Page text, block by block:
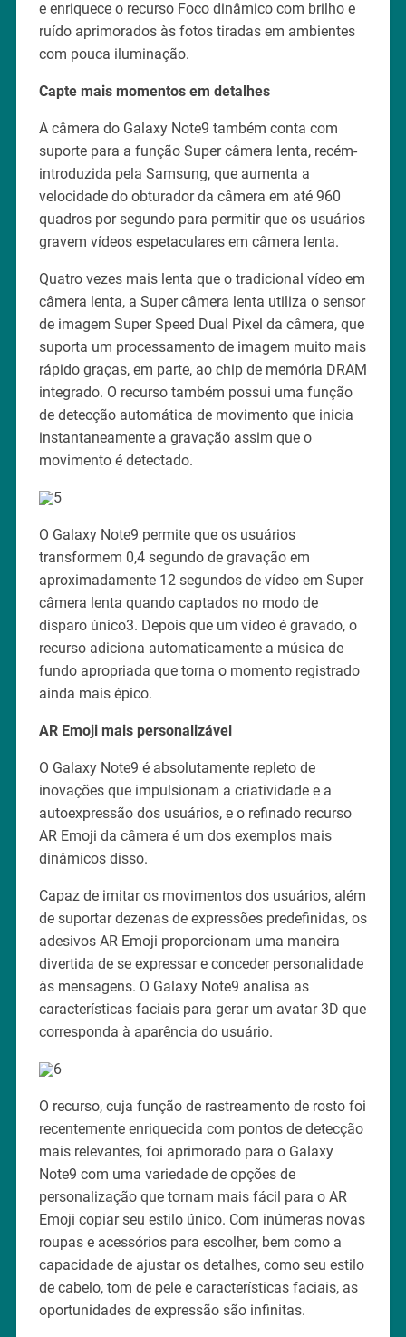
e enriquece o recurso Foco dinâmico com brilho e
ruído aprimorados às fotos tiradas em ambientes
com pouca iluminação.
Capte mais momentos em detalhes
A câmera do Galaxy Note9 também conta com
suporte para a função Super câmera lenta, recém-
introduzida pela Samsung, que aumenta a
velocidade do obturador da câmera em até 960
quadros por segundo para permitir que os usuários
gravem vídeos espetaculares em câmera lenta.
Quatro vezes mais lenta que o tradicional vídeo em
câmera lenta, a Super câmera lenta utiliza o sensor
de imagem Super Speed Dual Pixel da câmera, que
suporta um processamento de imagem muito mais
rápido graças, em parte, ao chip de memória DRAM
integrado. O recurso também possui uma função
de detecção automática de movimento que inicia
instantaneamente a gravação assim que o
movimento é detectado.
O Galaxy Note9 permite que os usuários
transformem 0,4 segundo de gravação em
aproximadamente 12 segundos de vídeo em Super
câmera lenta quando captados no modo de
disparo único3. Depois que um vídeo é gravado, o
recurso adiciona automaticamente a música de
fundo apropriada que torna o momento registrado
ainda mais épico.
AR Emoji mais personalizável
O Galaxy Note9 é absolutamente repleto de
inovações que impulsionam a criatividade e a
autoexpressão dos usuários, e o refinado recurso
AR Emoji da câmera é um dos exemplos mais
dinâmicos disso.
Capaz de imitar os movimentos dos usuários, além
de suportar dezenas de expressões predefinidas, os
adesivos AR Emoji proporcionam uma maneira
divertida de se expressar e conceder personalidade
às mensagens. O Galaxy Note9 analisa as
características faciais para gerar um avatar 3D que
corresponda à aparência do usuário.
O recurso, cuja função de rastreamento de rosto foi
recentemente enriquecida com pontos de detecção
mais relevantes, foi aprimorado para o Galaxy
Note9 com uma variedade de opções de
personalização que tornam mais fácil para o AR
Emoji copiar seu estilo único. Com inúmeras novas
roupas e acessórios para escolher, bem como a
capacidade de ajustar os detalhes, como seu estilo
de cabelo, tom de pele e características faciais, as
oportunidades de expressão são infinitas.